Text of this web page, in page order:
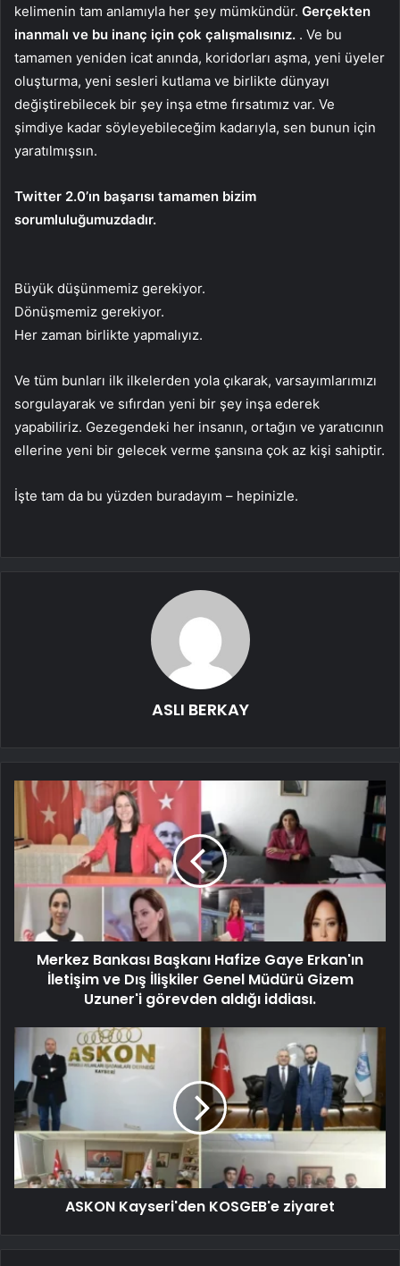
kelimenin tam anlamıyla her şey mümkündür. Gerçekten
inanmalı ve bu inanç için çok çalışmalısınız. . Ve bu
tamamen yeniden icat anında, koridorları aşma, yeni üyeler
oluşturma, yeni sesleri kutlama ve birlikte dünyayı
değiştirebilecek bir şey inşa etme fırsatımız var. Ve
şimdiye kadar söyleyebileceğim kadarıyla, sen bunun için
yaratılmışsın.
Twitter 2.0’ın başarısı tamamen bizim
sorumluluğumuzdadır.
Büyük düşünmemiz gerekiyor.
Dönüşmemiz gerekiyor.
Her zaman birlikte yapmalıyız.
Ve tüm bunları ilk ilkelerden yola çıkarak, varsayımlarımızı
sorgulayarak ve sıfırdan yeni bir şey inşa ederek
yapabiliriz. Gezegendeki her insanın, ortağın ve yaratıcının
ellerine yeni bir gelecek verme şansına çok az kişi sahiptir.
İşte tam da bu yüzden buradayım – hepinizle.
ASLI BERKAY
Merkez Bankası Başkanı Hafize Gaye Erkan'ın
İletişim ve Dış İlişkiler Genel Müdürü Gizem
Uzuner'i görevden aldığı iddiası.
ASKON Kayseri'den KOSGEB'e ziyaret